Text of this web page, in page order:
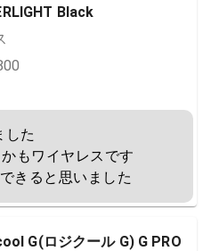
Black
した
もワイヤレスです
きると思いました
G(ロジクール G) G PRO